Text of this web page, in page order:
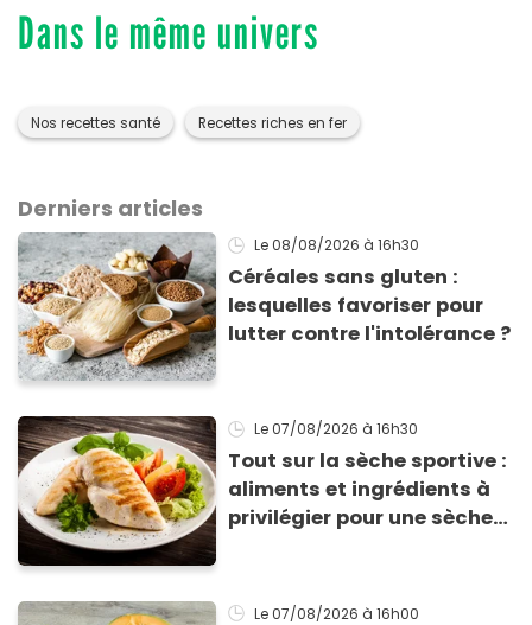
Dans le même univers
Nos recettes santé Recettes riches en fer
Derniers articles
Le 08/08/2026 à 16h30
Céréales sans gluten :
lesquelles favoriser pour
lutter contre l'intolérance ?
Le 07/08/2026 à 16h30
Tout sur la sèche sportive :
aliments et ingrédients à
privilégier pour une sèche
Le 07/08/2026 à 16h00